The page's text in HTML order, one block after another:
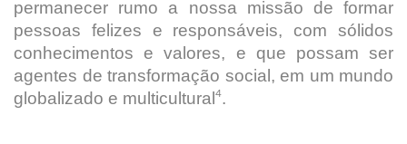
permanecer rumo a nossa missão de formar
pessoas felizes e responsáveis, com sólidos
conhecimentos e valores, e que possam ser
agentes de transformação social, em um mundo
globalizado e multicultural 4.